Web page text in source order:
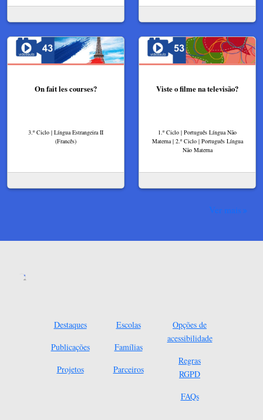
On fait les courses?
3.º Ciclo | Língua Estrangeira II
(Francês)
Viste o filme na televisão?
1.º Ciclo | Português Língua Não
Materna | 2.º Ciclo | Português Língua
Não Materna
Ver mais
Destaques
Publicações
Projetos
Escolas
Famílias
Parceiros
Opções de
acessibilidade
Regras
RGPD
FAQs